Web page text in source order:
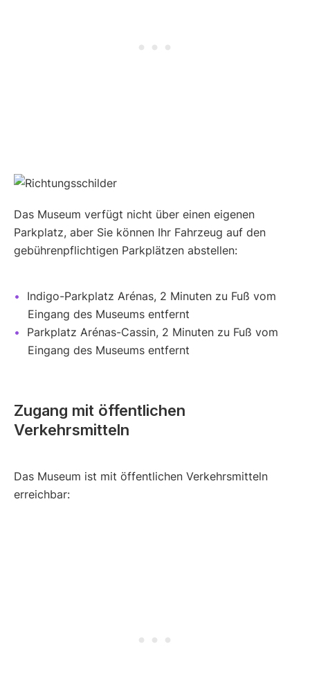
Das Museum verfügt nicht über einen eigenen
Parkplatz, aber Sie können Ihr Fahrzeug auf den
gebührenpflichtigen Parkplätzen abstellen:
Indigo-Parkplatz Arénas, 2 Minuten zu Fuß vom
Eingang des Museums entfernt
Parkplatz Arénas-Cassin, 2 Minuten zu Fuß vom
Eingang des Museums entfernt
Zugang mit öffentlichen
Verkehrsmitteln
Das Museum ist mit öffentlichen Verkehrsmitteln
erreichbar: